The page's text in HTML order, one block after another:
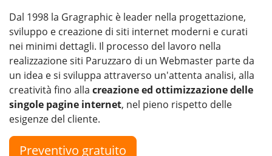
Dal 1998 la Gragraphic è leader nella progettazione,
sviluppo e creazione di siti internet moderni e curati
nei minimi dettagli. Il processo del lavoro nella
realizzazione siti Paruzzaro di un Webmaster parte da
un idea e si sviluppa attraverso un'attenta analisi, alla
creatività fino alla creazione ed ottimizzazione delle
singole pagine internet, nel pieno rispetto delle
esigenze del cliente.
Preventivo gratuito